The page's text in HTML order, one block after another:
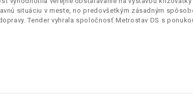
situáciu v meste, no predovšetkým zásadným
Tender vyhrala spoločnosť Metrostav DS s